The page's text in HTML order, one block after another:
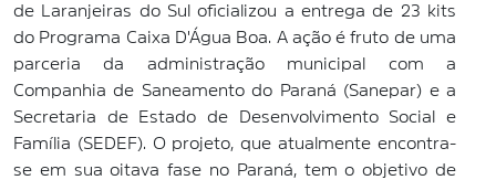
de Laranjeiras do Sul oficializou a entrega de 23 kits
do Programa Caixa D'Água Boa. A ação é fruto de uma
parceria da administração municipal com a
Companhia de Saneamento do Paraná (Sanepar) e a
Secretaria de Estado de Desenvolvimento Social e
Família (SEDEF). O projeto, que atualmente encontra-
se em sua oitava fase no Paraná, tem o objetivo de